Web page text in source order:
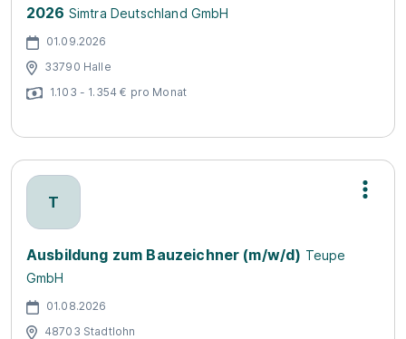
2026 Simtra Deutschland GmbH
01.09.2026
33790 Halle
1.103 - 1.354 € pro Monat
T
Ausbildung zum Bauzeichner (m/w/d) Teupe
GmbH
01.08.2026
48703 Stadtlohn